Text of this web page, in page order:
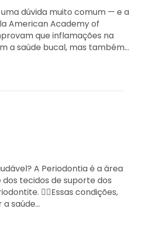
dúvida muito comum — e a
American Academy of
que inflamações na
a saúde bucal, mas também…
A Periodontia é a área
tecidos de suporte dos
👉🏻Essas condições,
saúde…